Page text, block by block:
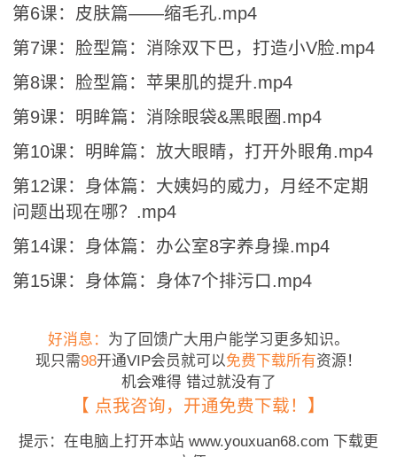
第6课：皮肤篇——缩毛孔.mp4
第7课：脸型篇：消除双下巴，打造小V脸.mp4
第8课：脸型篇：苹果肌的提升.mp4
第9课：明眸篇：消除眼袋&黑眼圈.mp4
第10课：明眸篇：放大眼睛，打开外眼角.mp4
第12课：身体篇：大姨妈的威力，月经不定期
问题出现在哪？.mp4
第14课：身体篇：办公室8字养身操.mp4
第15课：身体篇：身体7个排污口.mp4
好消息： 为了回馈广大用户能学习更多知识。
现只需98开通VIP会员就可以免费下载所有资源！
机会难得 错过就没有了
【 点我咨询，开通免费下载！】
提示：在电脑上打开本站 www.youxuan68.com 下载更